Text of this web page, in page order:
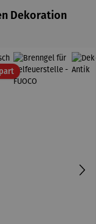
Dekoration
Rabatt